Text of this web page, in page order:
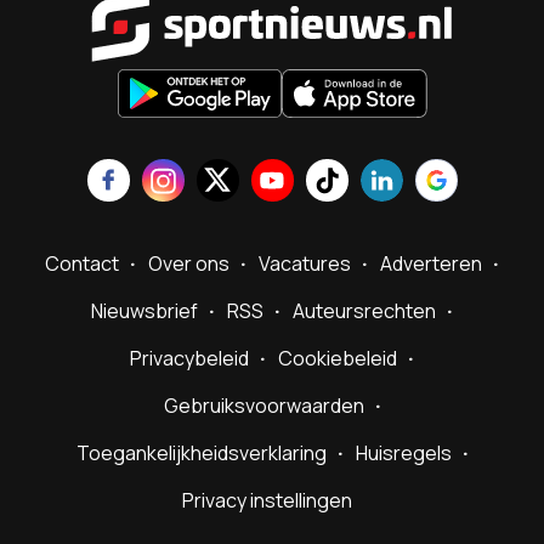
Contact Over ons Vacatures
Adverteren
Nieuwsbrief
RSS
Auteursrechten
Privacybeleid
Cookiebeleid
Gebruiksvoorwaarden
Toegankelijkheidsverklaring
Huisregels
Privacy instellingen